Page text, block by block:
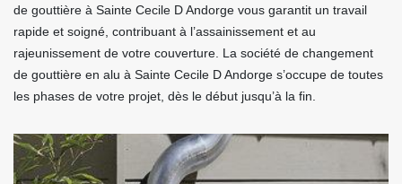
de gouttière à Sainte Cecile D Andorge vous garantit un travail
rapide et soigné, contribuant à l’assainissement et au
rajeunissement de votre couverture. La société de changement
de gouttière en alu à Sainte Cecile D Andorge s’occupe de toutes
les phases de votre projet, dès le début jusqu’à la fin.